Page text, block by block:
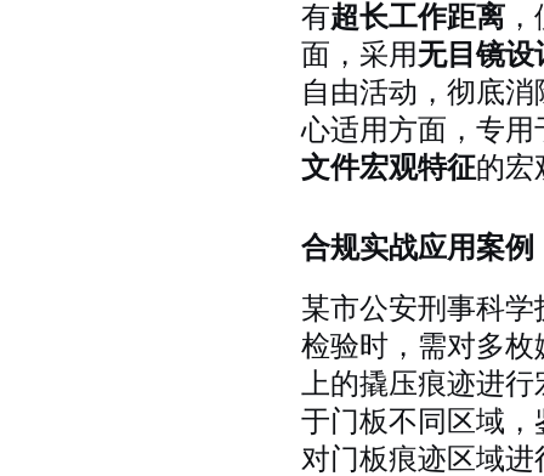
有超长工作距离
面，采用无目镜设
自由活动，彻底
心适用方面，专用
文件宏观特征的宏
合规实战应用案例
某市公安刑事科
检验时，需对多
上的撬压痕迹进
于门板不同区域
对门板痕迹区域